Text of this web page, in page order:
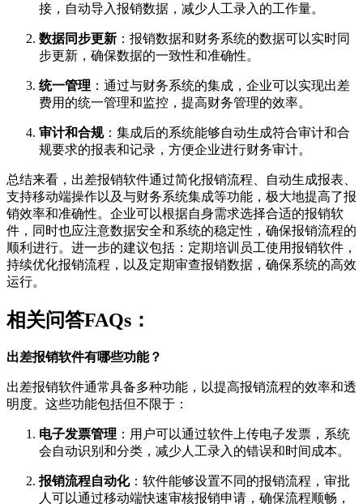
接，自动导入报销数据，减少人工录入的工作量。
数据同步更新 ：报销数据和财务系统的数据可以实时同
步更新，确保数据的一致性和准确性。
统一管理 ：通过与财务系统的集成，企业可以实现出差
费用的统一管理和监控，提高财务管理的效率。
审计和合规：集成后的系统能够自动生成符合审计和合
规要求的报表和记录，方便企业进行财务审计。
总结来看，出差报销软件通过简化报销流程、自动生成报表、
支持移动端操作以及与财务系统集成等功能，极大地提高了报
销效率和准确性。企业可以根据自身需求选择合适的报销软
件，同时也应注意数据安全和系统的稳定性，确保报销流程的
顺利进行。进一步的建议包括：定期培训员工使用报销软件，
持续优化报销流程，以及定期审查报销数据，确保系统的高效
运行。
相关问答FAQs：
出差报销软件有哪些功能？
出差报销软件通常具备多种功能，以提高报销流程的效率和透
明度。这些功能包括但不限于：
电子发票管理 ：用户可以通过软件上传电子发票，系统
会自动识别和分类，减少人工录入的错误和时间成本。
报销流程自动化：软件能够设置不同的报销流程，审批
人可以通过移动端快速审核报销申请，确保流程顺畅，